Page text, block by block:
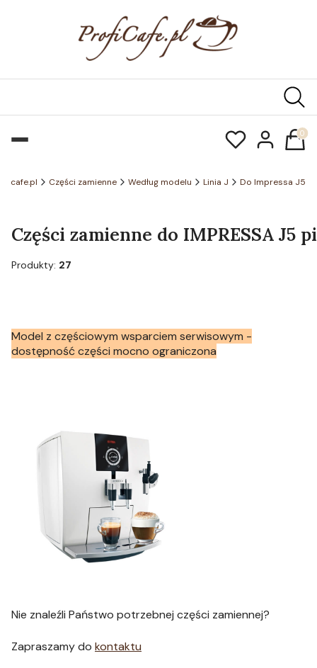
Części zamienne Według modelu Linia J Do Impressa J5
Części zamienne do IMPRESSA J5
Produkty: 27
Model z częściowym wsparciem serwisowym -
dostępność części mocno ograniczona
Nie znaleźli Państwo potrzebnej części zamiennej?
Zapraszamy do kontaktu